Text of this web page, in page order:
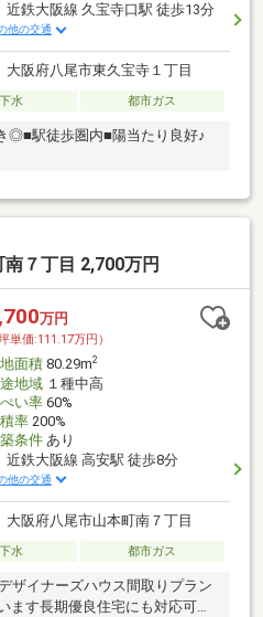
近鉄大阪線 久宝寺口駅 徒歩13分
他の交通
大阪府八尾市東久宝寺１丁目
水 都市ガス
◎■駅徒歩圏内■陽当たり良好♪
７丁目 2,700万円
万円
坪単価:111.17万円）
面積80.29m2
地域１種中高
い率60%
率200%
条件あり
近鉄大阪線 高安駅 徒歩8分
他の交通
大阪府八尾市山本町南７丁目
水 都市ガス
ザイナーズハウス間取りプラン
す長期優良住宅にも対応可能